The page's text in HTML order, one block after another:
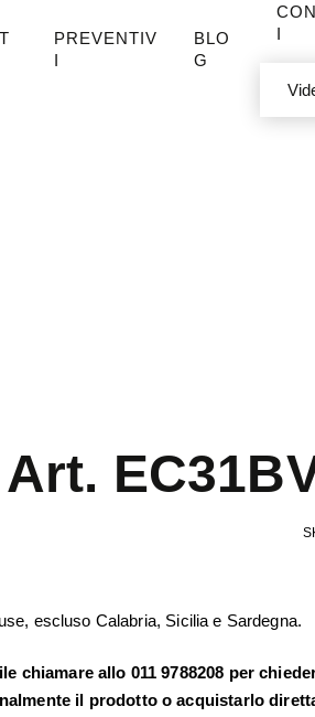
PREVENTIV
I
BLO
G
I
escluso Calabria, Sicilia e Sardegna.
chiamare allo 011 9788208 per
il prodotto o acquistarlo